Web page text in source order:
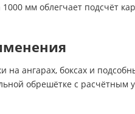
мм облегчает подсчёт
на ангарах, боксах и
обрешётке с расчётным